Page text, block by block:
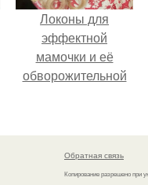
Локоны для
эффектной
мамочки и её
обворожительной
Обратная связь
Копирование разрешено при